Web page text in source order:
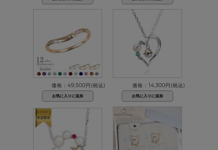
価格：49,500円(税込) 価格：14,300円(税込)